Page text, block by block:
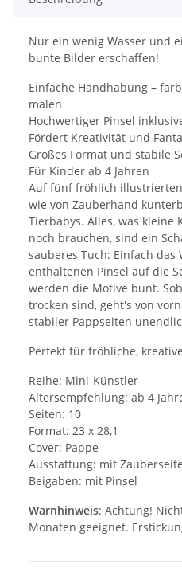
Nur ein wenig Wasser und
bunte Bilder erschaffen!
Einfache Handhabung –
malen
Hochwertiger Pinsel
Fördert Kreativität und
Großes Format und stabile
Für Kinder ab 4 Jahren
Auf fünf fröhlich
wie von Zauberhand
Tierbabys. Alles, was
noch brauchen, sind ein
sauberes Tuch: Einfach das
enthaltenen Pinsel auf die
werden die Motive bunt.
trocken sind, geht's von
stabiler Pappseiten
Perfekt für fröhliche,
Reihe: Mini-Künstler
Altersempfehlung: ab 4
Seiten: 10
Format: 23 x 28,1
Cover: Pappe
Ausstattung: mit
Beigaben: mit Pinsel
Warnhinweis: Achtung!
Monaten geeignet.